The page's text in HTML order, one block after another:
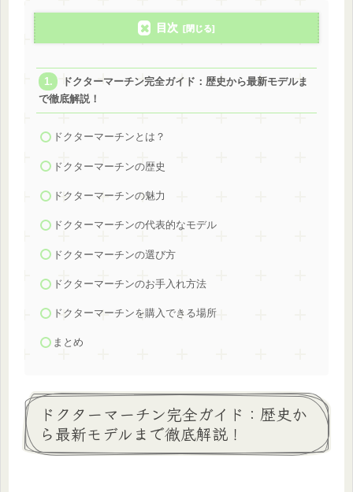
目次
ドクターマーチン完全ガイド：歴史から最新モデルま
で徹底解説！
ドクターマーチンとは？
ドクターマーチンの歴史
ドクターマーチンの魅力
ドクターマーチンの代表的なモデル
ドクターマーチンの選び方
ドクターマーチンのお手入れ方法
ドクターマーチンを購入できる場所
まとめ
ドクターマーチン完全ガイド：歴史か
ら最新モデルまで徹底解説！